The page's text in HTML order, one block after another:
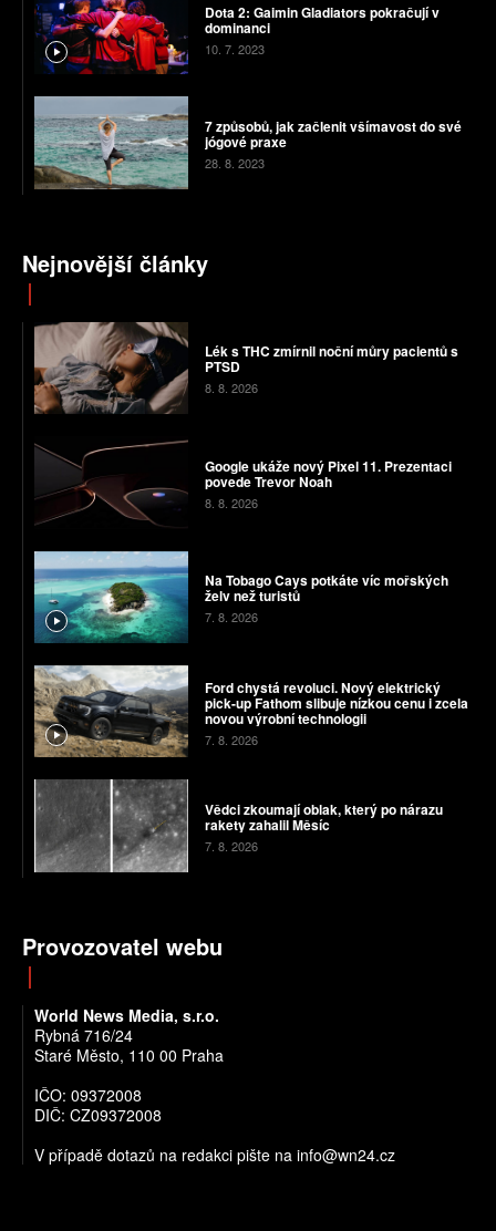
Dota 2: Gaimin Gladiators pokračují v
dominanci
10. 7. 2023
7 způsobů, jak začlenit všímavost do své
jógové praxe
28. 8. 2023
Nejnovější články
Lék s THC zmírnil noční můry pacientů s
PTSD
8. 8. 2026
Google ukáže nový Pixel 11. Prezentaci
povede Trevor Noah
8. 8. 2026
Na Tobago Cays potkáte víc mořských
želv než turistů
7. 8. 2026
Ford chystá revoluci. Nový elektrický
pick-up Fathom slibuje nízkou cenu i zcela
novou výrobní technologii
7. 8. 2026
Vědci zkoumají oblak, který po nárazu
rakety zahalil Měsíc
7. 8. 2026
Provozovatel webu
World News Media, s.r.o.
Rybná 716/24
Staré Město, 110 00 Praha
IČO: 09372008
DIČ: CZ09372008
V případě dotazů na redakci pište na info@wn24.cz